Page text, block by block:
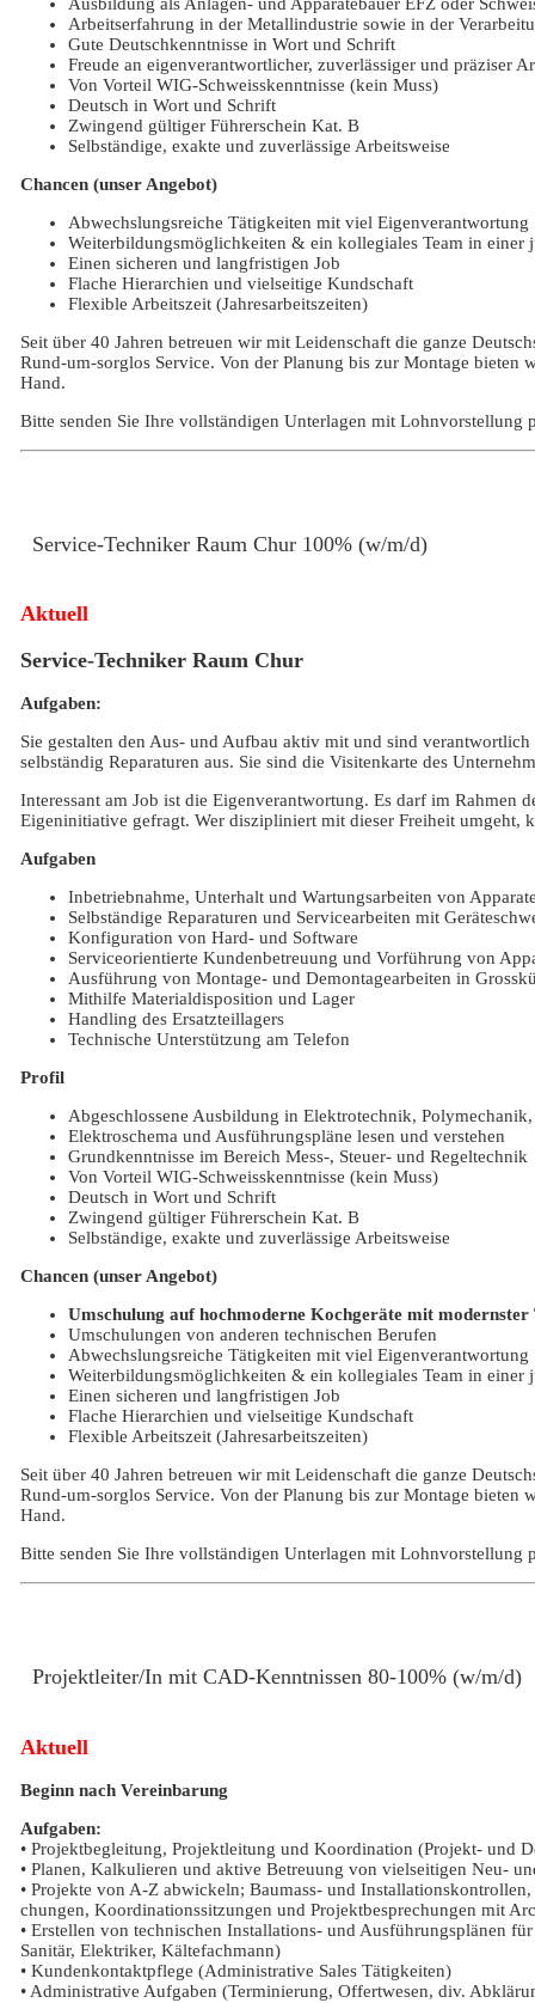
Arbeitserfahrung in der Metallindustrie sowie in der
Gute Deutschkenntnisse in Wort und Schrift
Freude an eigenverantwortlicher, zuverlässiger und präziser
Von Vorteil WIG-Schweisskenntnisse (kein Muss)
Deutsch in Wort und Schrift
Zwingend gültiger Führerschein Kat. B
Selbständige, exakte und zuverlässige Arbeitsweise
Chancen (unser Angebot)
Abwechslungsreiche Tätigkeiten mit viel Eigenverantwortung
Weiterbildungsmöglichkeiten & ein kollegiales Team in einer
Einen sicheren und langfristigen Job
Flache Hierarchien und vielseitige Kundschaft
Flexible Arbeitszeit (Jahresarbeitszeiten)
Seit über 40 Jahren betreuen wir mit Leidenschaft die ganze
Rund-um-sorglos Service. Von der Planung bis zur Montage bieten
Hand.
Bitte senden Sie Ihre vollständigen Unterlagen mit Lohnvorstellung
Service-Techniker Raum Chur 100% (w/m/d)
Aktuell
Service-Techniker Raum Chur
Aufgaben:
Sie gestalten den Aus- und Aufbau aktiv mit und sind
selbständig Reparaturen aus. Sie sind die Visitenkarte des
Interessant am Job ist die Eigenverantwortung. Es darf im Rahmen
Eigeninitiative gefragt. Wer diszipliniert mit dieser Freiheit umgeht,
Aufgaben
Inbetriebnahme, Unterhalt und Wartungsarbeiten von
Selbständige Reparaturen und Servicearbeiten mit
Konfiguration von Hard- und Software
Serviceorientierte Kundenbetreuung und Vorführung von
Ausführung von Montage- und Demontagearbeiten in
Mithilfe Materialdisposition und Lager
Handling des Ersatzteillagers
Technische Unterstützung am Telefon
Profil
Abgeschlossene Ausbildung in Elektrotechnik,
Elektroschema und Ausführungspläne lesen und verstehen
Grundkenntnisse im Bereich Mess-, Steuer- und Regeltechnik
Von Vorteil WIG-Schweisskenntnisse (kein Muss)
Deutsch in Wort und Schrift
Zwingend gültiger Führerschein Kat. B
Selbständige, exakte und zuverlässige Arbeitsweise
Chancen (unser Angebot)
Umschulung auf hochmoderne Kochgeräte mit
Umschulungen von anderen technischen Berufen
Abwechslungsreiche Tätigkeiten mit viel Eigenverantwortung
Weiterbildungsmöglichkeiten & ein kollegiales Team in einer
Einen sicheren und langfristigen Job
Flache Hierarchien und vielseitige Kundschaft
Flexible Arbeitszeit (Jahresarbeitszeiten)
Seit über 40 Jahren betreuen wir mit Leidenschaft die ganze
Rund-um-sorglos Service. Von der Planung bis zur Montage bieten
Hand.
Bitte senden Sie Ihre vollständigen Unterlagen mit Lohnvorstellung
Projektleiter/In mit CAD-Kenntnissen 80-100% (w/m/d)
Aktuell
Beginn nach Vereinbarung
Aufgaben:
• Projektbegleitung, Projektleitung und Koordination (Projekt- und
• Planen, Kalkulieren und aktive Betreuung von vielseitigen Neu-
• Projekte von A-Z abwickeln; Baumass- und
chungen, Koordinationssitzungen und Projektbesprechungen mit
• Erstellen von technischen Installations- und Ausführungsplänen
Sanitär, Elektriker, Kältefachmann)
• Kundenkontaktpflege (Administrative Sales Tätigkeiten)
• Administrative Aufgaben (Terminierung, Offertwesen, div.